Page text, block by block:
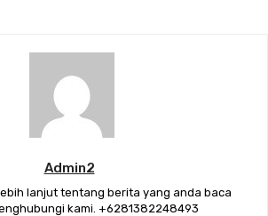
Admin2
lanjut tentang berita yang anda baca
kami. +6281382248493